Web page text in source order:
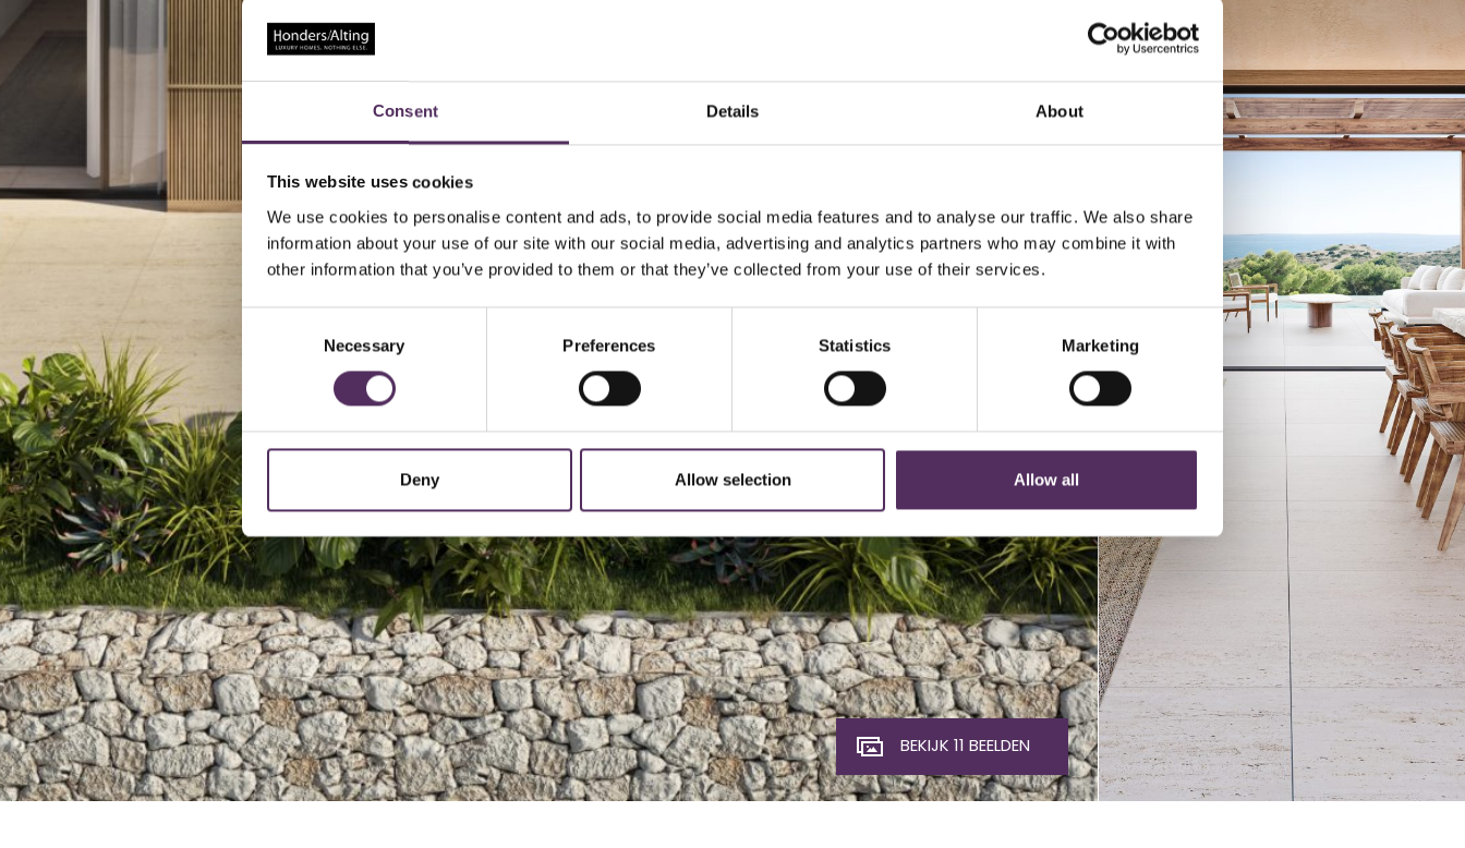
Consent Details About
This website uses cookies
We use cookies to personalise content and ads, to provide social media features and to analyse our traffic. We also share
information about your use of our site with our social media, advertising and analytics partners who may combine it with
other information that you’ve provided to them or that they’ve collected from your use of their services.
Necessary Preferences Statistics Marketing
Deny Allow selection Allow all
BEKIJK 11 BEELDEN